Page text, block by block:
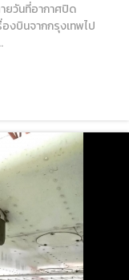
ยวันที่อากาศปิด
งบินจากกรุงเทพไป